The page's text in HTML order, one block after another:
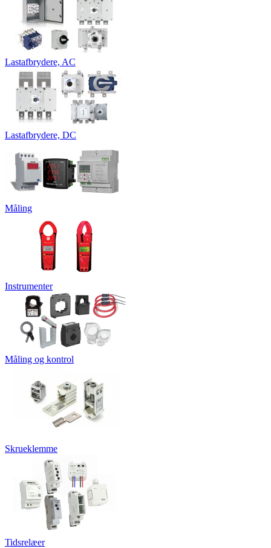
Lastafbrydere, AC
Lastafbrydere, DC
Måling
Instrumenter
Måling og kontrol
Skrueklemme
Tidsrelæer